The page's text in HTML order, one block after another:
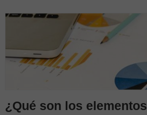
¿Qué son los elementos